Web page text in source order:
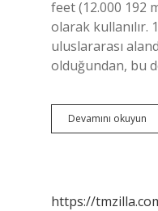
feet (12.000 192
olarak kullanılır.
uluslararası
olduğundan, bu
Devamını okuyun
Fit
https://